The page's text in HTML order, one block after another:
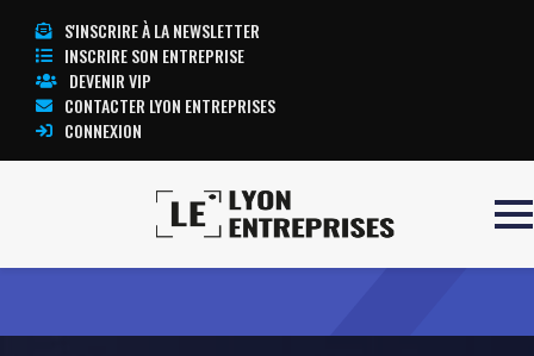
S'INSCRIRE À LA NEWSLETTER
INSCRIRE SON ENTREPRISE
DEVENIR VIP
CONTACTER LYON ENTREPRISES
CONNEXION